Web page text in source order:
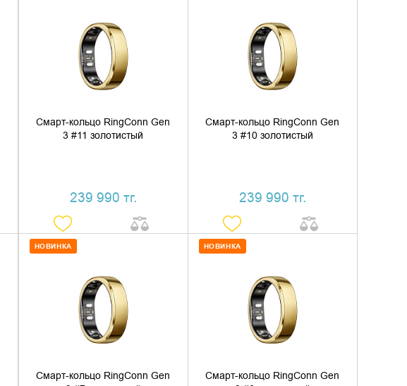
Смарт-кольцо RingConn Gen
3 #11 золотистый
239 990 тг.
ДОБАВИТЬ В КОРЗИНУ
КУПИТЬ В 1 КЛИК
Смарт-кольцо RingConn Gen
3 #10 золотистый
239 990 тг.
ДОБАВИТЬ В КОРЗИНУ
КУПИТЬ В 1 КЛИК
Смарт-кольцо RingConn Gen
НОВИНКА
ДОБАВИТЬ В КОРЗИНУ
КУПИТЬ В 1 КЛИК
Смарт-кольцо RingConn Gen
НОВИНКА
ДОБАВИТЬ В КОРЗИНУ
КУПИТЬ В 1 КЛИК